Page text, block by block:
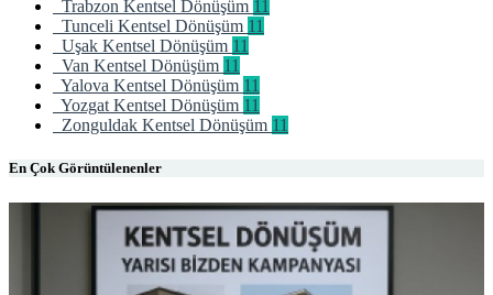
Trabzon Kentsel Dönüşüm 11
Tunceli Kentsel Dönüşüm 11
Uşak Kentsel Dönüşüm 11
Van Kentsel Dönüşüm 11
Yalova Kentsel Dönüşüm 11
Yozgat Kentsel Dönüşüm 11
Zonguldak Kentsel Dönüşüm 11
En Çok Görüntülenenler